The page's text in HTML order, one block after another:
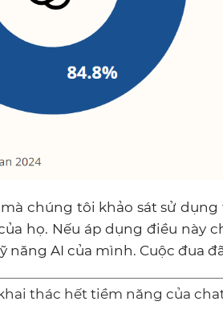
chúng tôi khảo sát sử
họ. Nếu áp dụng điều này
năng AI của mình. Cuộc đua
thác hết tiềm năng của